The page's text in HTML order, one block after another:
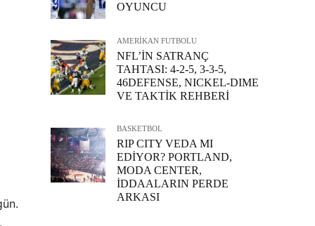
OYUNCU
AMERİKAN FUTBOLU
NFL’İN SATRANÇ
TAHTASI: 4-2-5, 3-3-5,
46DEFENSE, NICKEL-DIME
VE TAKTİK REHBERİ
BASKETBOL
RIP CITY VEDA MI
EDİYOR? PORTLAND,
MODA CENTER,
İDDAALARIN PERDE
ARKASI